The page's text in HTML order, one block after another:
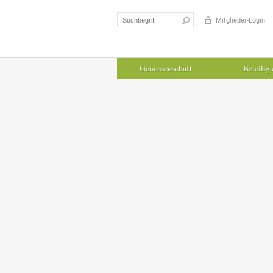
Suchen
nach:
Mitglieder-Login
Genossenschaft